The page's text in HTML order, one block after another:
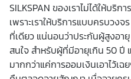
SILKSPAN ของเราไม่ได้ให้บริกา
เพราะเราให้บริการแบบครบวง
ที่เดียว แน่นอนว่าประกันผู้สูงอายุ
สนใจ สำหรับผู้ที่มีอายุเกิน 50 ปี
มากกว่าแค่การออมเงินเอาไว้เฉ